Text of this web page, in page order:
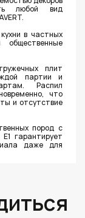
любой вид
в частных
плит
партии и
Распил
что
и отсутствие
пород с
гарантирует
даже для